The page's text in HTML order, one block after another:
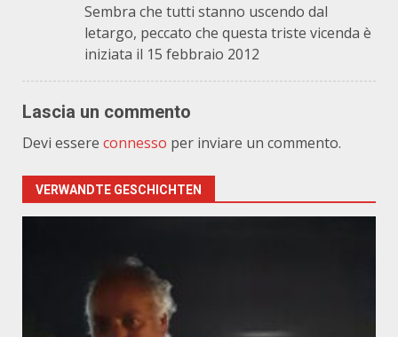
Sembra che tutti stanno uscendo dal
letargo, peccato che questa triste vicenda è
iniziata il 15 febbraio 2012
Lascia un commento
Devi essere connesso per inviare un commento.
VERWANDTE GESCHICHTEN